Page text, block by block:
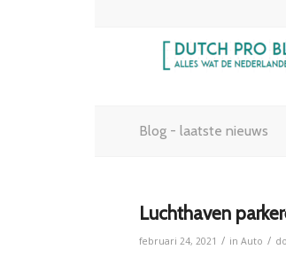
Blog - laatste nieuws
Luchthaven
februari 24, 2021 / in Auto /